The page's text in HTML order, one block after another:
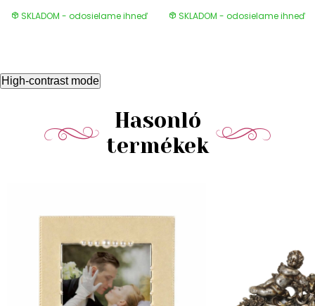
SKLADOM - odosielame ihneď SKLADOM - odosielame ihneď
High-contrast mode
Hasonló
termékek